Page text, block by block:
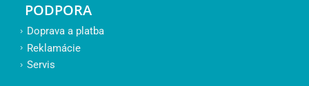
PODPORA
Doprava a platba
Reklamácie
Servis